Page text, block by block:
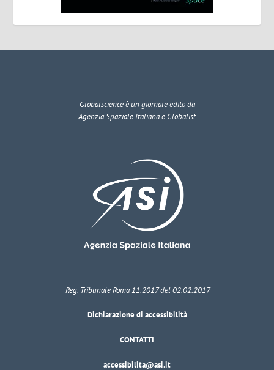
Globalscienceè un giornale edito da
Agenzia Spaziale Italiana e Globalist
Reg. Tribunale Roma 11.2017 del 02.02.2017
Dichiarazione di accessibilità
CONTATTI
accessibilita@asi.it